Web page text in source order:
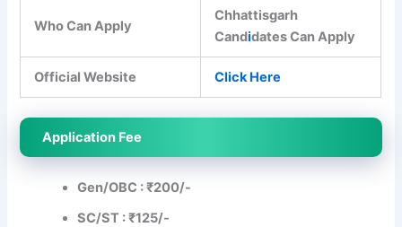
Who Can Apply
Chhattisgarh
Candidates Can Apply
Official Website Click Here
Application Fee
Gen/OBC : ₹200/-
SC/ST : ₹125/-